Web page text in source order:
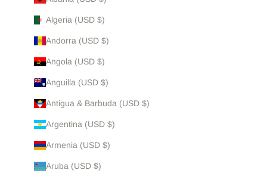
Algeria (USD $)
Andorra (USD $)
Angola (USD $)
Anguilla (USD $)
Antigua & Barbuda (USD $)
Argentina (USD $)
Armenia (USD $)
Aruba (USD $)